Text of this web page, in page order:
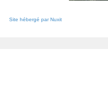
Site hébergé par Nuxit